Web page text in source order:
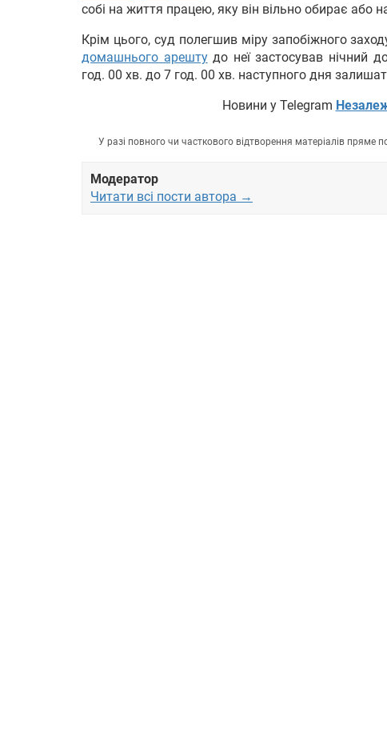
собі на життя працею, яку він вільно обирає або
Крім цього, суд полегшив міру запобіжного
домашнього арештудо неї застосував нічний
год. 00 хв. до 7 год. 00 хв. наступного дня
Новини у Telegram
У разі повного чи часткового відтворення матеріалів
Модератор
Читати всі пости автора →